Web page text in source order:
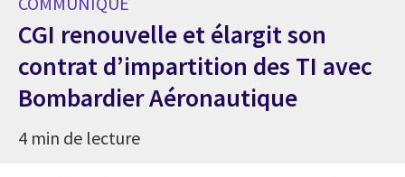
CGI renouvelle et élargit son
contrat d’impartition des TI avec
Bombardier Aéronautique
4 min de lecture